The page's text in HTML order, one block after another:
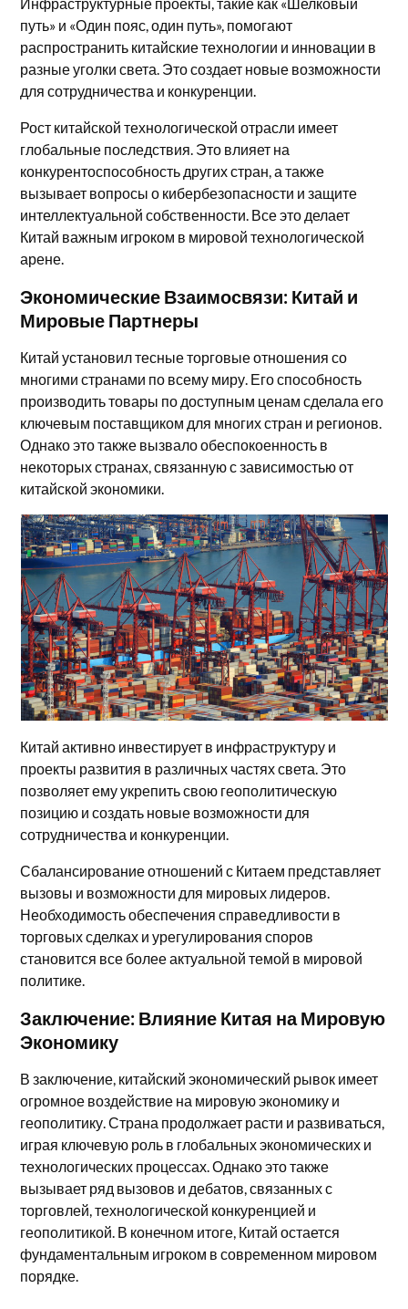
путь» и «Один пояс, один путь», помогают
распространить китайские технологии и инновации в
разные уголки света. Это создает новые возможности
для сотрудничества и конкуренции.
Рост китайской технологической отрасли имеет
глобальные последствия. Это влияет на
конкурентоспособность других стран, а также
вызывает вопросы о кибербезопасности и защите
интеллектуальной собственности. Все это делает
Китай важным игроком в мировой технологической
арене.
Экономические Взаимосвязи: Китай и
Мировые Партнеры
Китай установил тесные торговые отношения со
многими странами по всему миру. Его способность
производить товары по доступным ценам сделала его
ключевым поставщиком для многих стран и регионов.
Однако это также вызвало обеспокоенность в
некоторых странах, связанную с зависимостью от
китайской экономики.
Китай активно инвестирует в инфраструктуру и
проекты развития в различных частях света. Это
позволяет ему укрепить свою геополитическую
позицию и создать новые возможности для
сотрудничества и конкуренции.
Сбалансирование отношений с Китаем представляет
вызовы и возможности для мировых лидеров.
Необходимость обеспечения справедливости в
торговых сделках и урегулирования споров
становится все более актуальной темой в мировой
политике.
Заключение: Влияние Китая на Мировую
Экономику
В заключение, китайский экономический рывок имеет
огромное воздействие на мировую экономику и
геополитику. Страна продолжает расти и развиваться,
играя ключевую роль в глобальных экономических и
технологических процессах. Однако это также
вызывает ряд вызовов и дебатов, связанных с
торговлей, технологической конкуренцией и
геополитикой. В конечном итоге, Китай остается
фундаментальным игроком в современном мировом
порядке.